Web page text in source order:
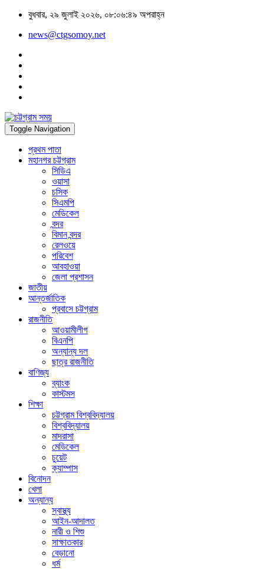
বুধবার, ২৯ জুলাই ২০২৬, ০৮:০৬:৪৯ অপরাহ্ন
news@ctgsomoy.net
Toggle Navigation
প্রথম পাতা
মহানগর চট্টগ্রাম
সিডিএ
ওয়াসা
চসিক
সিএমপি
মেডিকেল
বন্দর
বিমান বন্দর
রেলওয়ে
পরিবেশ
আবহাওয়া
জেলা প্রশাসন
জাতীয়
আন্তর্জাতিক
প্রবাসে চট্টগ্রাম
রাজনীতি
আওয়ামীলীগ
বিএনপি
অন্যান্য দল
ছাত্র রাজনীতি
বাণিজ্য
ব্যাংক
কাস্টমস
শিক্ষা
চট্টগ্রাম বিশ্ববিদ্যালয়
বিশ্ববিদ্যালয়
মাদরাসা
মেডিকেল
চুয়েট
ক্যাম্পাস
বিনোদন
খেলা
অন্যান্য
স্বাস্থ্য
আইন-আদালত
নারী ও শিশু
সাক্ষাতকার
বেড়ানো
ধর্ম